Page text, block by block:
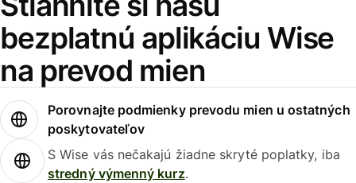
bezplatnú aplikáciu Wise
na prevod mien
Porovnajte podmienky prevodu mien u ostatných
poskytovateľov
S Wise vás nečakajú žiadne skryté poplatky, iba
stredný výmenný kurz.